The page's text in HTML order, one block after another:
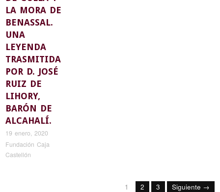
LA MORA DE
BENASSAL.
UNA
LEYENDA
TRASMITIDA
POR D. JOSÉ
RUIZ DE
LIHORY,
BARÓN DE
ALCAHALÍ.
19 enero, 2020
Fundación Caja
Castellón
1 2 3 Siguiente →